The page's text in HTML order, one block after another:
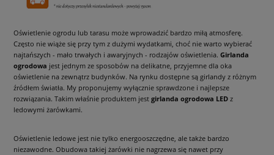
Oświetlenie ogrodu lub tarasu może wprowadzić bardzo miłą atmosferę.
Często nie wiąże się przy tym z dużymi wydatkami, choć nie warto wybierać
najtańszych - mało trwałych i awaryjnych - rodzajów oświetlenia. Girlanda
ogrodowa jest jednym ze sposobów na delikatne, przyjemne dla oka
oświetlenie na zewnątrz budynków. Na rynku dostępne są girlandy z różnym
źródłem światła. My proponujemy wyłącznie sprawdzone i najlepsze
rozwiązania. Takim właśnie produktem jest girlanda ogrodowa LED z
ledowymi żarówkami.
Oświetlenie ledowe jest nie tylko energooszczędne, ale także bardzo
niezawodne. Obudowa takiej żarówki nie nagrzewa się nawet przy